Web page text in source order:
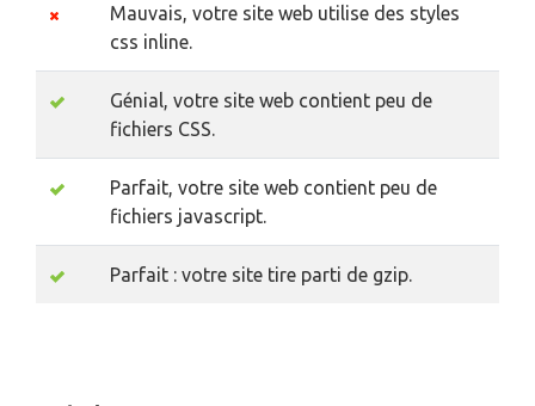
Mauvais, votre site web utilise des styles
css inline.
Génial, votre site web contient peu de
fichiers CSS.
Parfait, votre site web contient peu de
fichiers javascript.
Parfait : votre site tire parti de gzip.